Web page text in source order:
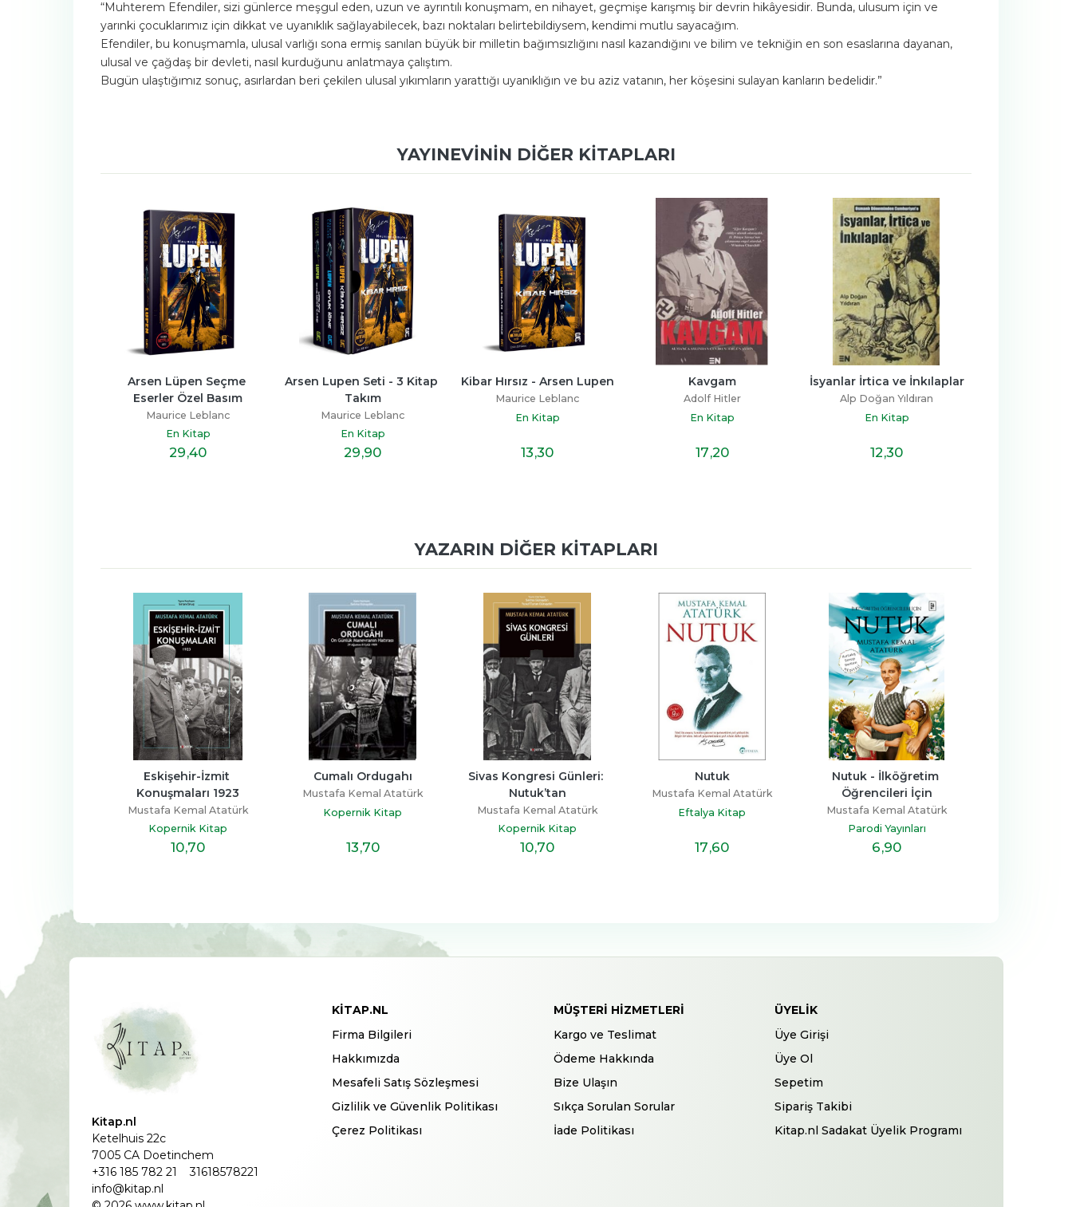
“Muhterem Efendiler, sizi günlerce meşgul eden, uzun ve ayrıntılı konuşmam, en nihayet, geçmişe karışmış bir devrin hikâyesidir. Bunda, ulusum için ve
yarınki çocuklarımız için dikkat ve uyanıklık sağlayabilecek, bazı noktaları belirtebildiysem, kendimi mutlu sayacağım.
Efendiler, bu konuşmamla, ulusal varlığı sona ermiş sanılan büyük bir milletin bağımsızlığını nasıl kazandığını ve bilim ve tekniğin en son esaslarına dayanan,
ulusal ve çağdaş bir devleti, nasıl kurduğunu anlatmaya çalıştım.
Bugün ulaştığımız sonuç, asırlardan beri çekilen ulusal yıkımların yarattığı uyanıklığın ve bu aziz vatanın, her köşesini sulayan kanların bedelidir.”
YAYINEVININ DIĞER KITAPLARI
Arsen Lüpen Seçme
Eserler Özel Basım
Maurice Leblanc
En Kitap
29,40
Arsen Lupen Seti - 3 Kitap
Takım
Maurice Leblanc
En Kitap
29,90
Kibar Hırsız - Arsen Lupen
Maurice Leblanc
En Kitap
13,30
Kavgam
Adolf Hitler
En Kitap
17,20
İsyanlar İrtica ve İnkılaplar
Alp Doğan Yıldıran
En Kitap
12,30
YAZARIN DIĞER KITAPLARI
Eskişehir-İzmit
Konuşmaları 1923
Mustafa Kemal Atatürk
Kopernik Kitap
10,70
Cumalı Ordugahı
Mustafa Kemal Atatürk
Kopernik Kitap
13,70
Sivas Kongresi Günleri:
Nutuk’tan
Mustafa Kemal Atatürk
Kopernik Kitap
10,70
Nutuk
Mustafa Kemal Atatürk
Eftalya Kitap
17,60
Nutuk - İlköğretim
Öğrencileri İçin
Mustafa Kemal Atatürk
Parodi Yayınları
6,90
Kitap.nl
Ketelhuis 22c
7005 CA Doetinchem
+316 185 782 21
31618578221
info@kitap.nl
KITAP.NL
Firma Bilgileri
Hakkımızda
Mesafeli Satış Sözleşmesi
Gizlilik ve Güvenlik Politikası
Çerez Politikası
MÜŞTERI HIZMETLERI
Kargo ve Teslimat
Ödeme Hakkında
Bize Ulaşın
Sıkça Sorulan Sorular
İade Politikası
ÜYELIK
Üye Girişi
Üye Ol
Sepetim
Sipariş Takibi
Kitap.nl Sadakat Üyelik Programı